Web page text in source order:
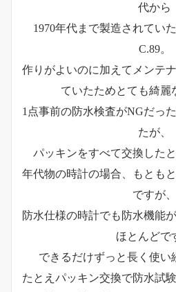
代から
1970年代まで製造されてい
C.89。
作りがよいのに加えてメンテ
ていたためとても綺麗
1点事前の防水検査がNGだっ
たが、
パッキンをすべて交換した
年代物の時計の場合、もとも
ですが、
防水仕様の時計でも防水機能
ほとんどで
できるだけずっと長く使い
たとえパッキン交換で防水試